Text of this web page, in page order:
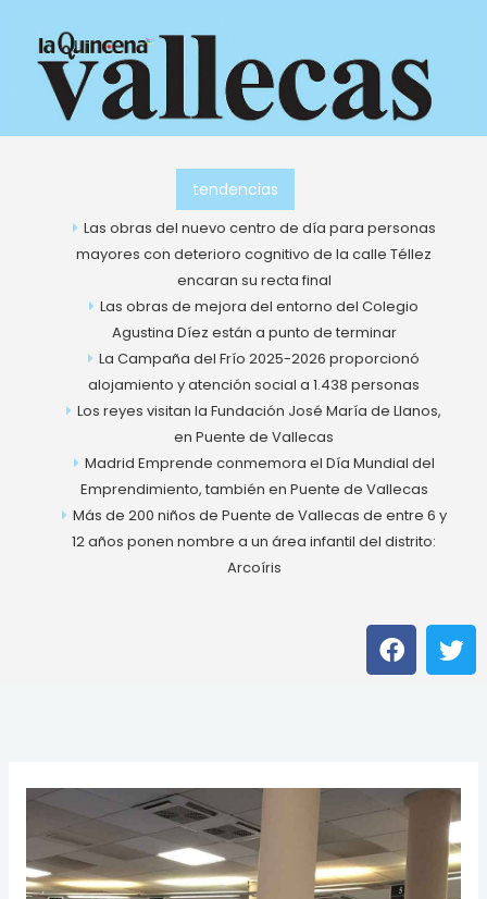
contenido
tendencias
Las obras del nuevo centro de día para personas
mayores con deterioro cognitivo de la calle Téllez
encaran su recta final
Las obras de mejora del entorno del Colegio
Agustina Díez están a punto de terminar
La Campaña del Frío 2025-2026 proporcionó
alojamiento y atención social a 1.438 personas
Los reyes visitan la Fundación José María de Llanos,
en Puente de Vallecas
Madrid Emprende conmemora el Día Mundial del
Emprendimiento, también en Puente de Vallecas
Más de 200 niños de Puente de Vallecas de entre 6 y
12 años ponen nombre a un área infantil del distrito:
Arcoíris
F
a
c
o
k
T
w
i
r